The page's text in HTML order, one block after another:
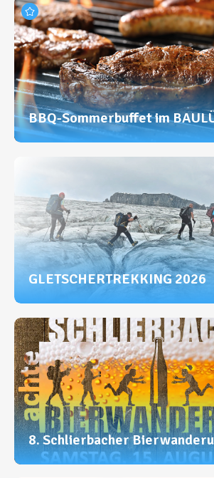
BBQ-Sommerbuffet im
GLETSCHERTREKKING 2026
8. Schlierbacher